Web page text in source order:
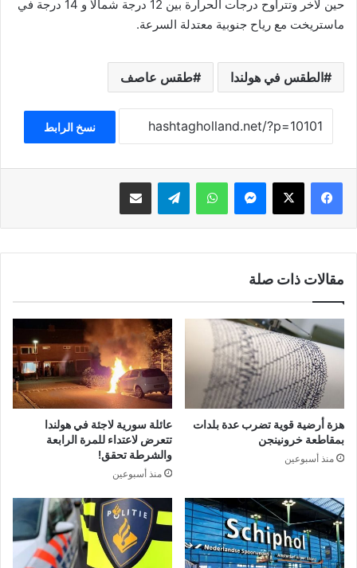
حين لآخر وتتراوح درجات الحرارة بين 12 درجة شمالاً و 14 درجة في
ماستريخت مع رياح جنوبية معتدلة السرعة.
الطقس في هولندا طقس عاصف
نسخ الرابط
فيسبوك ‫X ماسنجر واتساب تيلقرام مشاركة عبر البريد
مقالات ذات صلة
هزة أرضية قوية تضرب عدة بلدات
بمقاطعة خرونينجن
منذ أسبوعين
عائلة سورية لاجئة في هولندا
تتعرض لاعتداء للمرة الرابعة
والشرطة تحقق!
منذ أسبوعين